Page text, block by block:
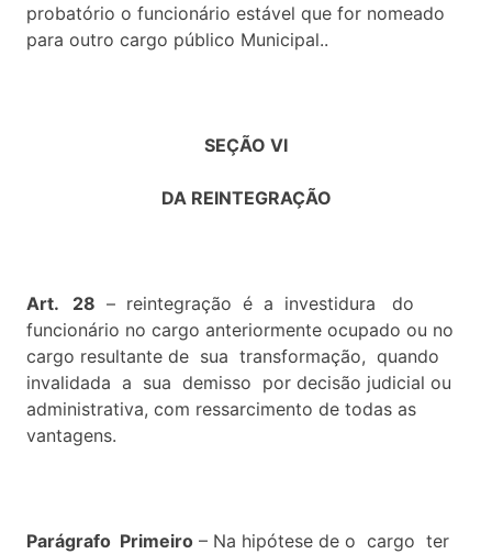
probatório o funcionário estável que for nomeado
para outro cargo público Municipal..
SEÇÃO VI
DA REINTEGRAÇÃO
Art. 28 – reintegração é a investidura do
funcionário no cargo anteriormente ocupado ou no
cargo resultante de sua transformação, quando
invalidada a sua demisso por decisão judicial ou
administrativa, com ressarcimento de todas as
vantagens.
Parágrafo Primeiro – Na hipótese de o cargo ter